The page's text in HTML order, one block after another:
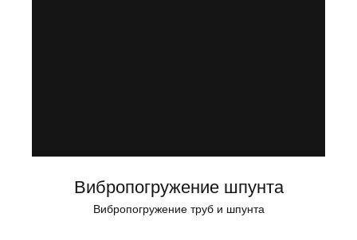
Вибропогружение шпунта
Вибропогружение труб и шпунта